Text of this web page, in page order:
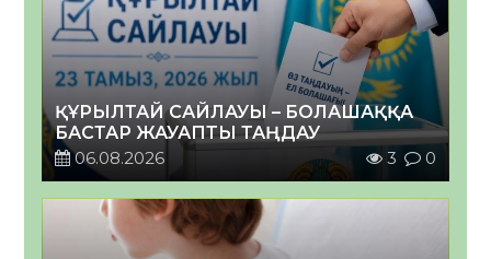
ҚҰРЫЛТАЙ САЙЛАУЫ – БОЛАШАҚҚА
БАСТАР ЖАУАПТЫ ТАҢДАУ
06.08.2026
3 0